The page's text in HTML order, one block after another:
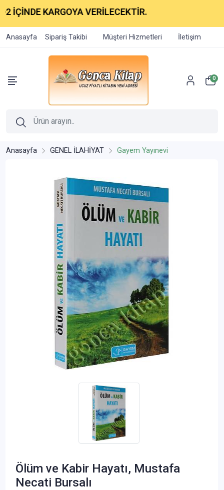
KARGOYA VERİLECEKTİR.
Anasayfa Sipariş Takibi Müşteri Hizmetleri İletişim
0
Anasayfa GENEL İLAHİYAT Gayem Yayınevi
Ölüm ve Kabir Hayatı, Mustafa
Necati Bursalı